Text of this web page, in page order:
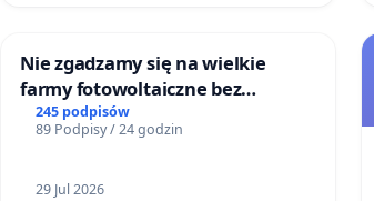
Nie zgadzamy się na wielkie
farmy fotowoltaiczne bez
rzetelnych analiz i akceptacji
mieszkańców
245 podpisów
89 Podpisy / 24 godzin
29 Jul 2026